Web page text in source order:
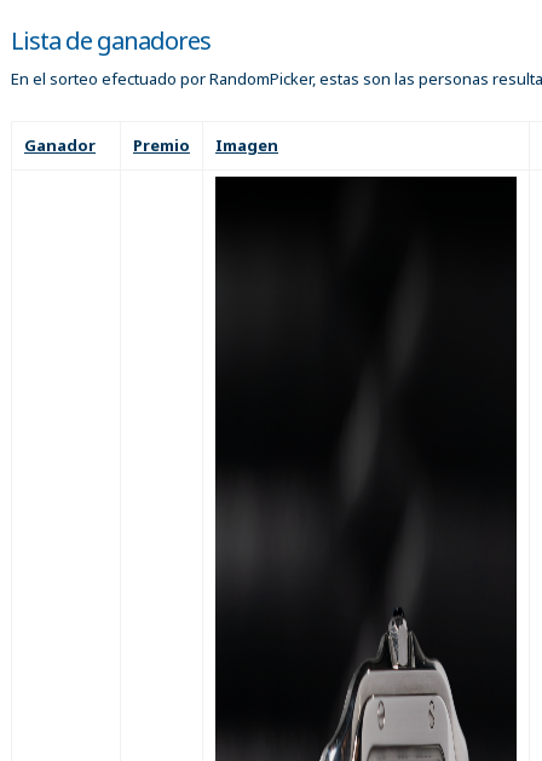
Lista de ganadores
En el sorteo efectuado por RandomPicker, estas son las personas
Ganador Premio Imagen